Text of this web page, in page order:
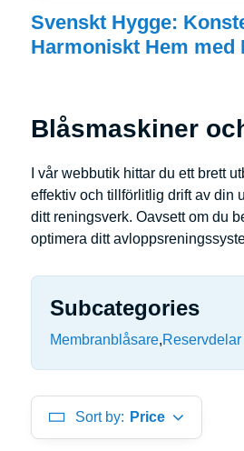
Svenskt Hygge:
Harmoniskt Hem med
Blåsmaskiner
I vår webbutik hittar du ett brett
effektiv och tillförlitlig drift av din
ditt reningsverk. Oavsett om du
optimera ditt
Subcategories
Membranblåsare
Sort by: Price